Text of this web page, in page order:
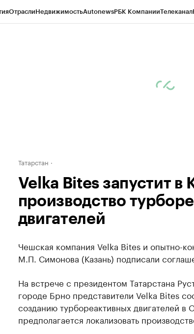
ОтраслиНедвижимостьAutonewsРБК КомпанииТелеканал
Татарстан
Velka Bites запустит в
производство
двигателей
Чешская компания Velka Bites и опытно-
М.П. Симонова (Казань) подписали
На встрече с президентом Татарстана
городе Брно представители Velka Bites
созданию турбореактивных двигателей
предполагается локализовать